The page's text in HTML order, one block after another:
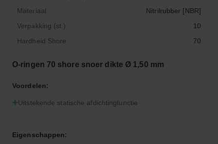
Materiaal
Nitrilrubber [NBR]
Verpakking (st.)
10
Hardheid Shore
70
O-ringen 70 shore snoer dikte Ø 1,50 mm
Voordelen:
Uitstekende statische afdichtingfunctie
Eigenschappen: